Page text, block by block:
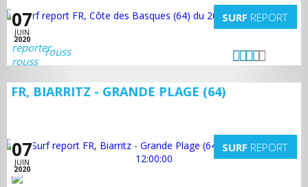
07
JUIN
2020
SURF REPORT
rouss
FR, BIARRITZ - GRANDE PLAGE (64)
07
JUIN
2020
SURF REPORT